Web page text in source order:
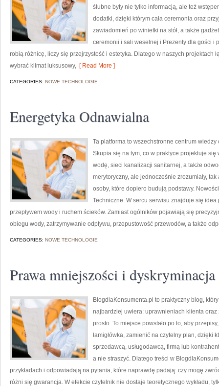
ślubne były nie tylko informacją, ale też
dodatki, dzięki którym cała ceremonia oraz
zawiadomień po winietki na stół, a także
ceremonii i sali weselnej i Prezenty dla gości i
robią różnicę, liczy się przejrzystość i estetyka. Dlatego w naszych projektach
wybrać klimat luksusowy, [ Read More ]
CATEGORIES: NOWE TECHNOLOGIE
Energetyka Odnawialna
Ta platforma to wszechstronne centrum
Skupia się na tym, co w praktyce projektuje
wodę, sieci kanalizacji sanitarnej, a także
merytoryczny, ale jednocześnie zrozumiały,
osoby, które dopiero budują podstawy.
Techniczne. W sercu serwisu znajduje się
przepływem wody i ruchem ścieków. Zamiast ogólników pojawiają się
obiegu wody, zatrzymywanie odpływu, przepustowość przewodów, a także
CATEGORIES: NOWE TECHNOLOGIE
Prawa mniejszości i dyskryminacja
BlogdlaKonsumenta.pl to praktyczny blog,
najbardziej uwiera: uprawnieniach klienta
prosto. To miejsce powstało po to, aby
łamigłówka, zamienić na czytelny plan, dzięki
sprzedawcą, usługodawcą, firmą lub
a nie straszyć. Dlatego treści w
przykładach i odpowiadają na pytania, które naprawdę padają: czy mogę
różni się gwarancja. W efekcie czytelnik nie dostaje teoretycznego wykładu,